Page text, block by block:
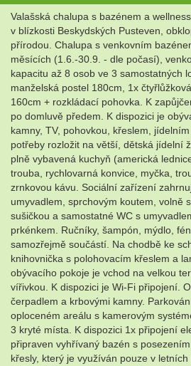
Valašská chalupa s bazénem a
v blízkosti Beskydských Pusteven,
přírodou. Chalupa s venkovním
měsících (1.6.-30.9. - dle počasí),
kapacitu až 8 osob ve 3 samostatných
manželská postel 180cm, 1x
160cm + rozkládací pohovka. K
po domluvě předem. K dispozici je
kamny, TV, pohovkou, křeslem,
potřeby rozložit na větší, dětská jídelní
plně vybavená kuchyň (americká
trouba, rychlovarná konvice, myčka,
zrnkovou kávu. Sociální zařízení
umyvadlem, sprchovým koutem, volně
sušičkou a samostatné WC s
prkénkem. Ručníky, šampón, mýdlo,
samozřejmě součástí. Na chodbě ke
knihovnička s polohovacím křeslem a
obývacího pokoje je vchod na velkou
vířivkou. K dispozici je Wi-Fi připojení.
čerpadlem a krbovými kamny.
oploceném areálu s kamerovým
3 kryté místa. K dispozici 1x připojení
připraven vyhřívaný bazén s
křesly, který je využíván pouze v